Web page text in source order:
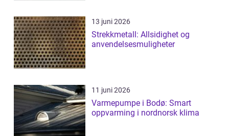
13 juni 2026
Strekkmetall: Allsidighet og
anvendelsesmuligheter
11 juni 2026
Varmepumpe i Bodø: Smart
oppvarming i nordnorsk klima